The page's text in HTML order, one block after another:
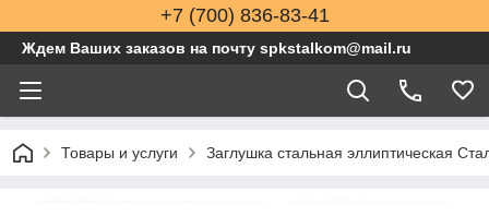
+7 (700) 836-83-41
Ждем Ваших заказов на почту spkstalkom@mail.ru
Товары и услуги Заглушка стальная эллиптическая